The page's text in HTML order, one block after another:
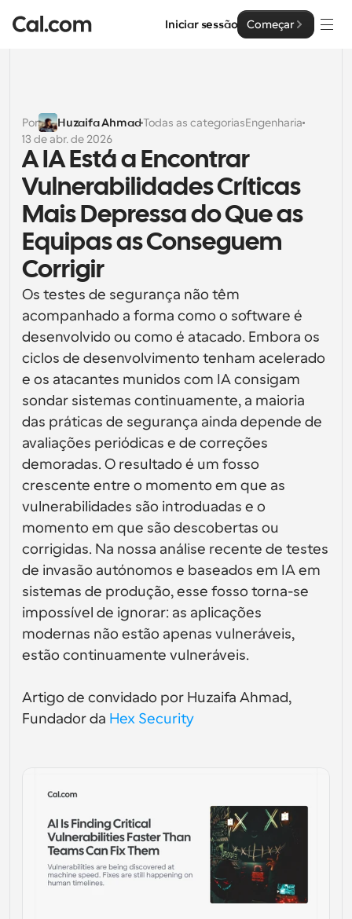
Iniciar sessão Começar
Soluções
Por tamanho da equipa
Para Indivíduos
Agendamento pessoal simplificado
Para Equipas
Agendamento colaborativo para grupos
Para Organizações
Equipas maiores que agendam para um maior controlo
e segurança
Para Empresas
Soluções de agendamento de nível empresarial
Por caso de
Recrutamento
Vendas
RH
Educação
Suporte
Cuidados de saúde
Telemedicina
Marketing
Experimente o Cal.ai agora!
Agendamento potenciado com chamadas
impulsionadas por IA
Empresa
Desenvolvedor
Documentação do Desenvolvedor
Documentação para a plataforma Cal.com
API
Crie as suas próprias integrações com a nossa API
pública
Componentes de Agendamento
Use os nossos átomos React para adicionar
agendamento à sua aplicação
Criar Cliente OAuth
Integre o Cal.com usando OAuth
Recursos
Tipo de Letra: Cal Sans UI & Text
O nosso próprio tipo de letra variável para o design de
interfaces de utilizador
Integre com as suas aplicações favoritas
Eventos Coletivos
Agendar eventos com múltiplos participantes
Documentação de Ajuda
Precisa de aprender mais sobre o nosso sistema?
Consulte a documentação de ajuda
Incorporar
Incorporar Cal.com no seu website
Fora do Escritório
Agende tempo livre com facilidade
Mantenha-se atualizado com as últimas notícias e
Reuniões Instantâneas
Reunião com clientes em minutos
Preços
Por Huzaifa AhmadTodas as categoriasEngenharia
13 de abr. de 2026
A IA Está a Encontrar
Vulnerabilidades Críticas
Mais Depressa do Que as
Equipas as Conseguem
Corrigir
Os testes de segurança não têm
acompanhado a forma como o software é
desenvolvido ou como é atacado. Embora os
ciclos de desenvolvimento tenham acelerado
e os atacantes munidos com IA consigam
sondar sistemas continuamente, a maioria
das práticas de segurança ainda depende de
avaliações periódicas e de correções
demoradas. O resultado é um fosso
crescente entre o momento em que as
vulnerabilidades são introduadas e o
momento em que são descobertas ou
corrigidas. Na nossa análise recente de testes
de invasão autónomos e baseados em IA em
sistemas de produção, esse fosso torna-se
impossível de ignorar: as aplicações
modernas não estão apenas vulneráveis,
estão continuamente vulneráveis.
Artigo de convidado por Huzaifa Ahmad,
Fundador da Hex Security